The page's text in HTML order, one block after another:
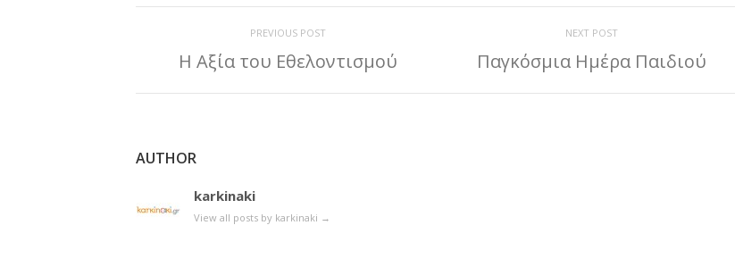
PREVIOUS POST
Η Αξία του Εθελοντισμού
NEXT POST
Παγκόσμια Ημέρα Παιδιού
AUTHOR
karkinaki
View all posts by karkinaki →